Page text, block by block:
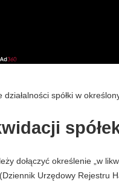
spółki w
dołączyć określenie „w
Urzędowy Rejestru